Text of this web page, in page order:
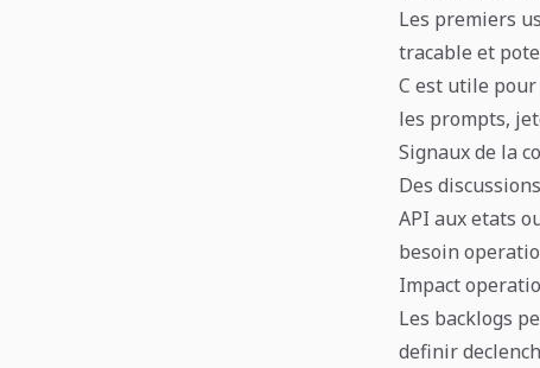
Les premiers
tracable et
C est utile
les prompts,
Signaux de la
Des
API aux etats
besoin
Impact
Les backlogs
definir